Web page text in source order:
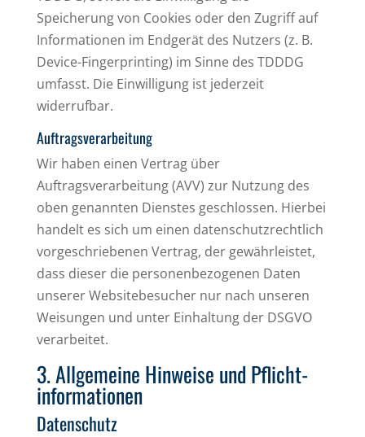
Speicherung von Cookies oder den Zugriff auf
Informationen im Endgerät des Nutzers (z. B.
Device-Fingerprinting) im Sinne des TDDDG
umfasst. Die Einwilligung ist jederzeit
widerrufbar.
Auftragsverarbeitung
Wir haben einen Vertrag über
Auftragsverarbeitung (AVV) zur Nutzung des
oben genannten Dienstes geschlossen. Hierbei
handelt es sich um einen datenschutzrechtlich
vorgeschriebenen Vertrag, der gewährleistet,
dass dieser die personenbezogenen Daten
unserer Websitebesucher nur nach unseren
Weisungen und unter Einhaltung der DSGVO
verarbeitet.
3. Allgemeine Hinweise und Pflicht­
informationen
Datenschutz